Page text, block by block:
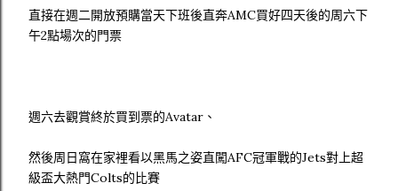
直接在週二開放預購當天下班後直奔AMC買好四天後的周六下
午2點場次的門票
週六去觀賞終於買到票的Avatar、
然後周日窩在家裡看以黑馬之姿直闖AFC冠軍戰的Jets對上超
級盃大熱門Colts的比賽